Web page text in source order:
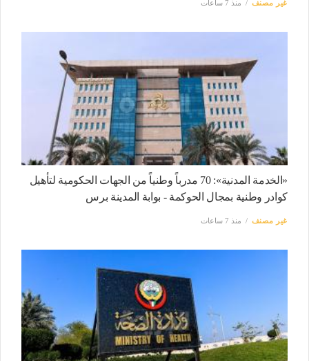
غير مصنف منذ 7 ساعات
«الخدمة المدنية»: 70 مدرباً وطنياً من الجهات الحكومية لتأهيل
كوادر وطنية بمجال الحوكمة - بوابة المدينة برس
غير مصنف منذ 7 ساعات